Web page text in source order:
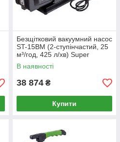
Безщітковий вакуумний насос
ST-15BM (2-ступінчастий, 25
м³/год, 425 л/хв) Super
В наявності
38 874 ₴
Купити